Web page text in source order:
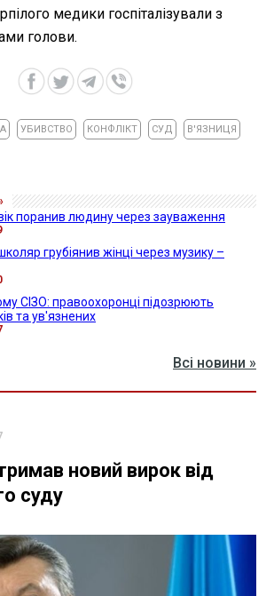
медики госпіталізували з
голови.
УБИВСТВО КОНФЛІКТ СУД В'ЯЗНИЦЯ
поранив людину через зауваження
грубіянив жінці через музику –
СІЗО: правоохоронці підозрюють
та ув'язнених
Всі новини »
новий вирок від
суду